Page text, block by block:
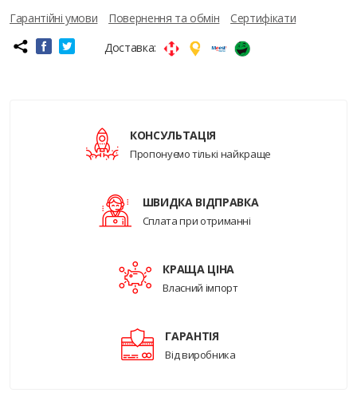
Гарантійні умови Повернення та обмін
Сертифікати
Доставка:
КОНСУЛЬТАЦІЯ
Пропонуємо тількі найкраще
ШВИДКА ВІДПРАВКА
Сплата при отриманні
КРАЩА ЦІНА
Власний імпорт
ГАРАНТІЯ
Від виробника